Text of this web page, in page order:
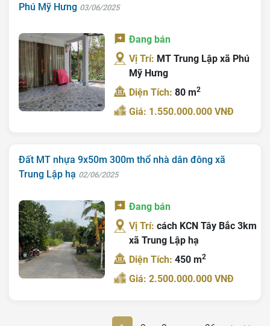
Phú Mỹ Hưng 03/06/2025
Đang bán
Vị Trí: MT Trung Lập xã Phú
Mỹ Hưng
Diện Tích:80 m2
Giá: 1.550.000.000 VNĐ
Đất MT nhựa 9x50m 300m thổ nhà dân đông xã
Trung Lập hạ 02/06/2025
Đang bán
Vị Trí:cách KCN Tây Bắc 3km
xã Trung Lập hạ
Diện Tích:450 m2
Giá: 2.500.000.000 VNĐ